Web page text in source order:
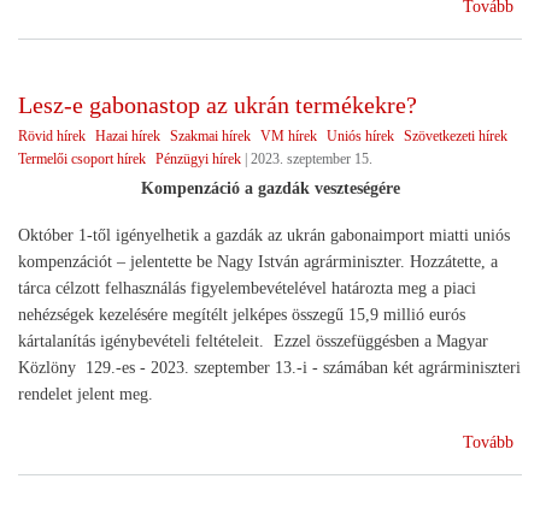
Tovább
Lesz-e gabonastop az ukrán termékekre?
Rövid hírek Hazai hírek Szakmai hírek VM hírek Uniós hírek Szövetkezeti hírek
Termelői csoport hírek Pénzügyi hírek | 2023. szeptember 15.
Kompenzáció a gazdák veszteségére
Október 1-től igényelhetik a gazdák az ukrán gabonaimport miatti uniós
kompenzációt – jelentette be Nagy István agrárminiszter. Hozzátette, a
tárca célzott felhasználás figyelembevételével határozta meg a piaci
nehézségek kezelésére megítélt jelképes összegű 15,9 millió eurós
kártalanítás igénybevételi feltételeit. Ezzel összefüggésben a Magyar
Közlöny 129.-es - 2023. szeptember 13.-i - számában két agrárminiszteri
rendelet jelent meg.
Tovább